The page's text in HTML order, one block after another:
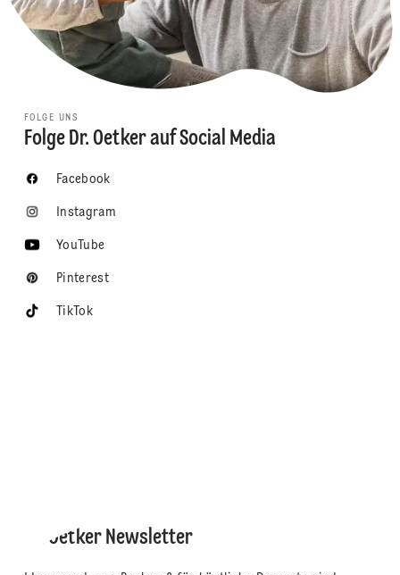
FOLGE UNS
Folge Dr. Oetker auf Social Media
Facebook
Instagram
YouTube
Pinterest
TikTok
Dr. Oetker Newsletter